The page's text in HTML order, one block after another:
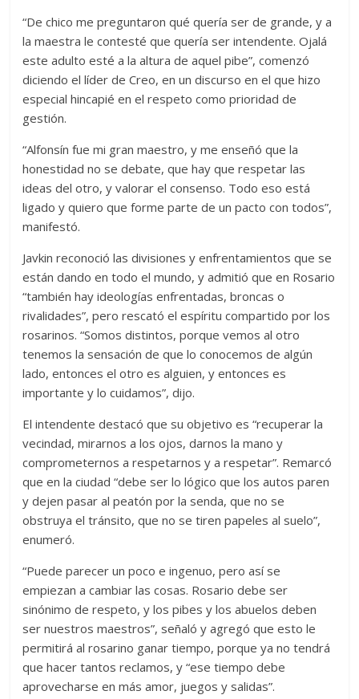
“De chico me preguntaron qué quería ser de grande, y a
la maestra le contesté que quería ser intendente. Ojalá
este adulto esté a la altura de aquel pibe”, comenzó
diciendo el líder de Creo, en un discurso en el que hizo
especial hincapié en el respeto como prioridad de
gestión.
“Alfonsín fue mi gran maestro, y me enseñó que la
honestidad no se debate, que hay que respetar las
ideas del otro, y valorar el consenso. Todo eso está
ligado y quiero que forme parte de un pacto con todos”,
manifestó.
Javkin reconoció las divisiones y enfrentamientos que se
están dando en todo el mundo, y admitió que en Rosario
“también hay ideologías enfrentadas, broncas o
rivalidades”, pero rescató el espíritu compartido por los
rosarinos. “Somos distintos, porque vemos al otro
tenemos la sensación de que lo conocemos de algún
lado, entonces el otro es alguien, y entonces es
importante y lo cuidamos”, dijo.
El intendente destacó que su objetivo es “recuperar la
vecindad, mirarnos a los ojos, darnos la mano y
comprometernos a respetarnos y a respetar”. Remarcó
que en la ciudad “debe ser lo lógico que los autos paren
y dejen pasar al peatón por la senda, que no se
obstruya el tránsito, que no se tiren papeles al suelo”,
enumeró.
“Puede parecer un poco e ingenuo, pero así se
empiezan a cambiar las cosas. Rosario debe ser
sinónimo de respeto, y los pibes y los abuelos deben
ser nuestros maestros”, señaló y agregó que esto le
permitirá al rosarino ganar tiempo, porque ya no tendrá
que hacer tantos reclamos, y “ese tiempo debe
aprovecharse en más amor, juegos y salidas”.